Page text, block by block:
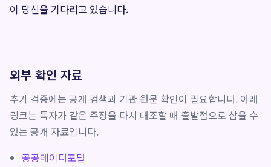
이 당신을 기다리고 있습니다.
외부 확인 자료
추가 검증에는 공개 검색과 기관 원문 확인이 필요합니다. 아래
링크는 독자가 같은 주장을 다시 대조할 때 출발점으로 삼을 수
있는 공개 자료입니다.
공공데이터포털